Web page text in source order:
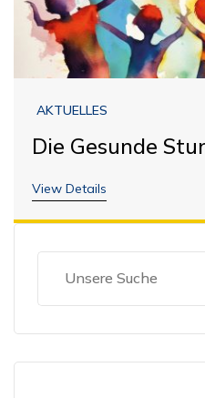
AKTUELLES
Die Gesunde
View Details